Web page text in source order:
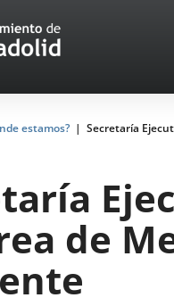
estamos?
Secretaría
de